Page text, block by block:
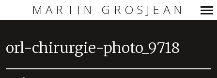
principale
MARTIN GROSJEAN
orl-chirurgie-photo_9718